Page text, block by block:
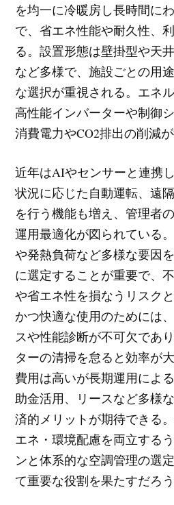
を均一に冷暖房し長時間に
で、省エネ性能や耐久性、
る。設置形態は壁掛型や天
など多様で、施設ごとの用
な選択が重視される。エネ
高性能インバーターや制御
消費電力やCO2排出の削減
近年はAIやセンサーと連携
状況に応じた自動運転、遠
を行う機能も増え、管理者
運用最適化が図られている
や発熱負荷など多様な要因
に選定することが重要で、
や省エネ性を損なうリスク
かつ快適な使用のためには
スや性能診断が不可欠であ
ターの清掃を怠ると効率が
費用は高いが長期運用によ
助金活用、リースなど多様
済的メリットが期待できる
エネ・環境配慮を両立する
ンと体系的な空調管理の選
て重要な役割を果たすだろう